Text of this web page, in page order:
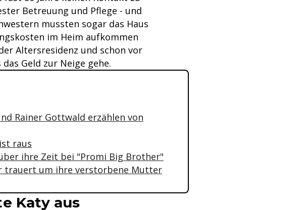
Betreuung und Pflege - und
mussten sogar das Haus
im Heim aufkommen
Altersresidenz und schon vor
Geld zur Neige gehe.
Rainer Gottwald erzählen von
raus
ihre Zeit bei "Promi Big Brother"
trauert um ihre verstorbene Mutter
Katy aus